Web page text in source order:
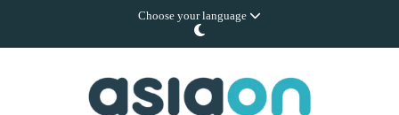
Choose your language